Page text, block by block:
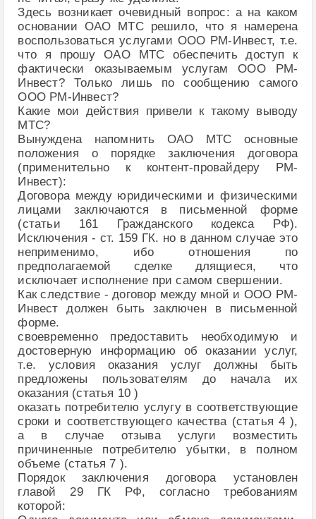
Здесь возникает очевидный вопрос: а на каком
основании ОАО МТС решило, что я намерена
воспользоваться услугами ООО РМ-Инвест, т.е.
что я прошу ОАО МТС обеспечить доступ к
фактически оказываемым услугам ООО РМ-
Инвест? Только лишь по сообщению самого
ООО РМ-Инвест?
Какие мои действия привели к такому выводу
МТС?
Вынуждена напомнить ОАО МТС основные
положения о порядке заключения договора
(применительно к контент-провайдеру РМ-
Инвест):
Договора между юридическими и физическими
лицами заключаются в письменной форме
(статьи 161 Гражданского кодекса РФ).
Исключения - ст. 159 ГК. но в данном случае это
неприменимо, ибо отношения по
предполагаемой сделке длящиеся, что
исключает исполнение при самом свершении.
Как следствие - договор между мной и ООО РМ-
Инвест должен быть заключен в письменной
форме.
своевременно предоставить необходимую и
достоверную информацию об оказании услуг,
т.е. условия оказания услуг должны быть
предложены пользователям до начала их
оказания (статья 10 )
оказать потребителю услугу в соответствующие
сроки и соответствующего качества (статья 4 ),
а в случае отзыва услуги возместить
причиненные потребителю убытки, в полном
объеме (статья 7 ).
Порядок заключения договора установлен
главой 29 ГК РФ, согласно требованиям
которой: